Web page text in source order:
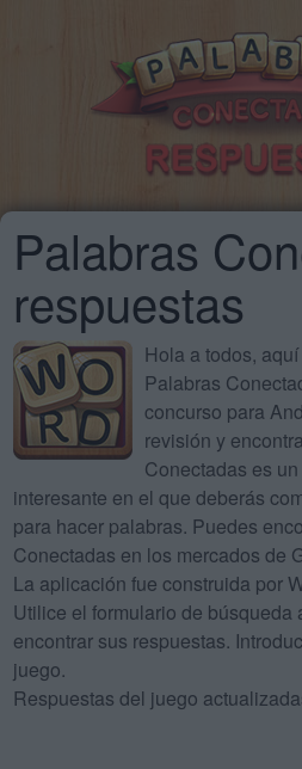
Palabras
respuestas
Hola a todos,
Palabras
concurso para
revisión y
Conectadas es
interesante en el que deberás
para hacer palabras. Puedes
Conectadas en los mercados de
La aplicación fue construida por
Utilice el formulario de búsqueda
encontrar sus respuestas.
juego.
Respuestas del juego